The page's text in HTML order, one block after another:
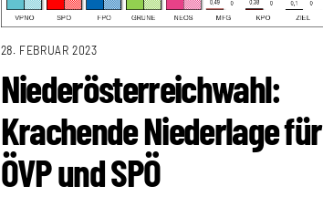
28. FEBRUAR 2023
Niederösterreichwahl:
Krachende Niederlage für
ÖVP und SPÖ